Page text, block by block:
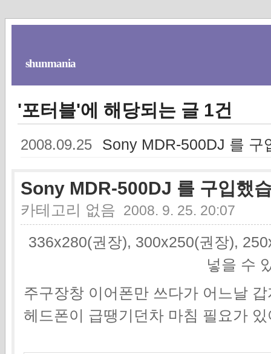
shunmania
'포터블'에 해당되는 글 1건
2008.09.25 Sony MDR-500DJ 를 구
Sony MDR-500DJ 를 구입했
카테고리 없음 2008. 9. 25. 20:07
336x280(권장), 300x250(권장),
넣을 수
주구장창 이어폰만 쓰다가 어느날
헤드폰이 급땡기던차 마침 필요가